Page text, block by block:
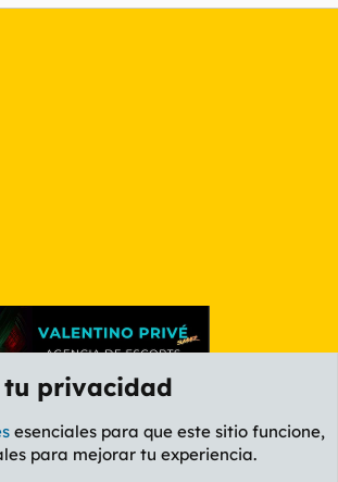
privacidad
esenciales para que este sitio funcione,
para mejorar tu experiencia.